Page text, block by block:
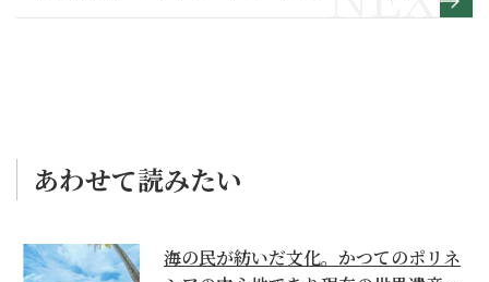
あわせて読みたい
海の民が紡いだ文化。かつてのポリネ